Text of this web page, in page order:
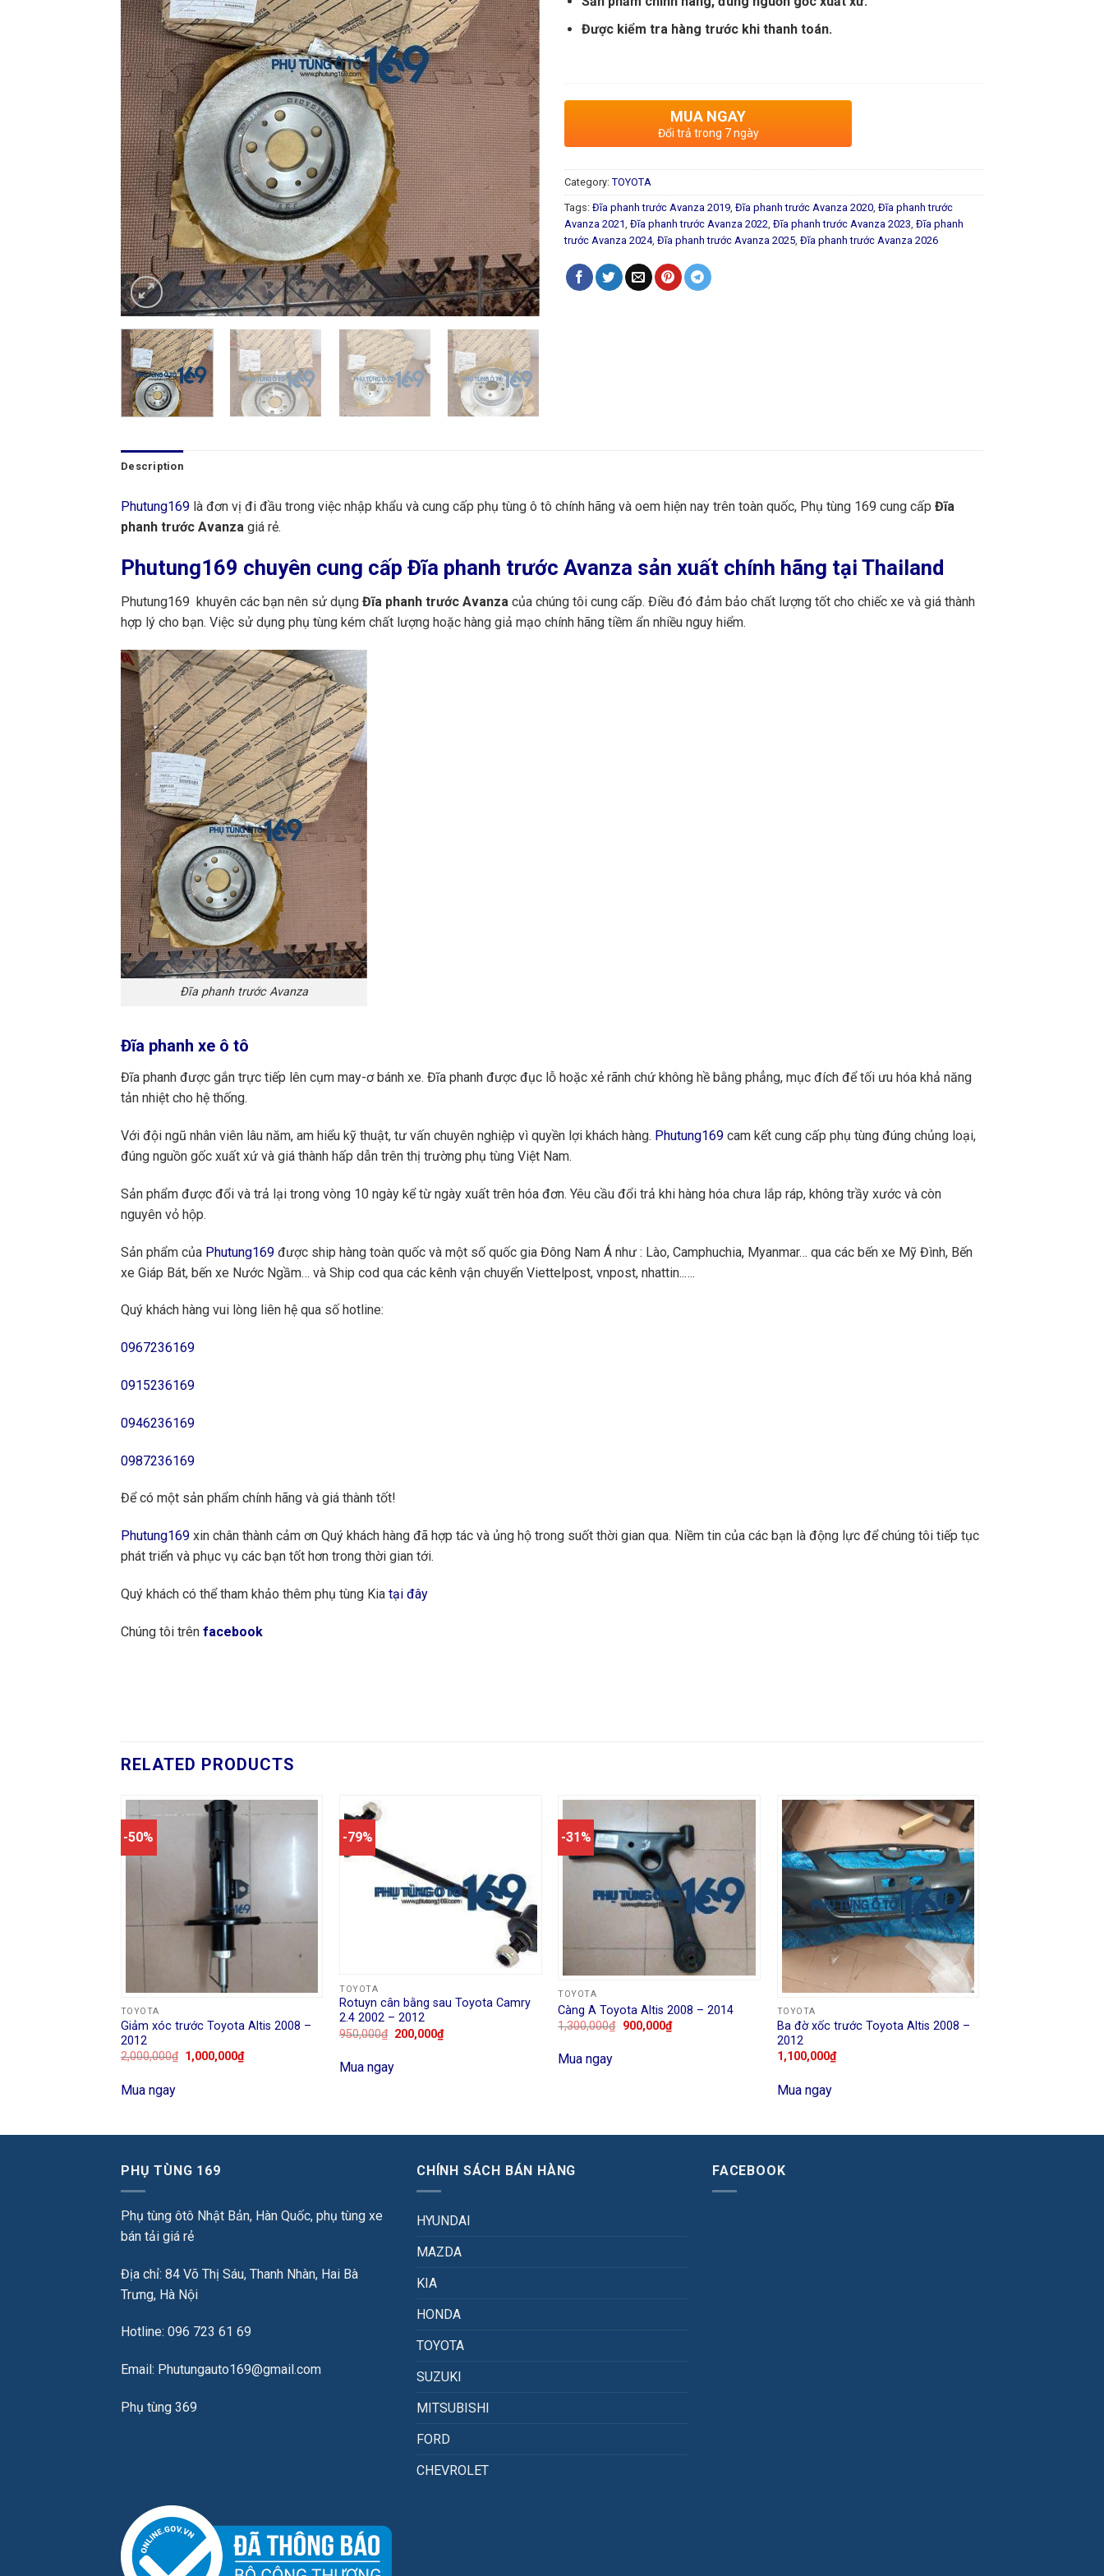
Được kiểm tra hàng trước khi thanh toán.
MUA NGAY
Đổi trả trong 7 ngày
Category: TOYOTA
Tags: Đĩa phanh trước Avanza 2019, Đĩa phanh trước Avanza 2020, Đĩa phanh trước
Avanza 2021, Đĩa phanh trước Avanza 2022, Đĩa phanh trước Avanza 2023, Đĩa phanh
trước Avanza 2024, Đĩa phanh trước Avanza 2025, Đĩa phanh trước Avanza 2026
Description
Phutung169 là đơn vị đi đầu trong việc nhập khẩu và cung cấp phụ tùng ô tô chính hãng và oem hiện nay trên toàn quốc, Phụ tùng 169 cung cấp Đĩa
phanh trước Avanza giá rẻ.
Phutung169 chuyên cung cấp Đĩa phanh trước Avanza sản xuất chính hãng tại Thailand
Phutung169 khuyên các bạn nên sử dụng Đĩa phanh trước Avanza của chúng tôi cung cấp. Điều đó đảm bảo chất lượng tốt cho chiếc xe và giá thành
hợp lý cho bạn. Việc sử dụng phụ tùng kém chất lượng hoặc hàng giả mạo chính hãng tiềm ẩn nhiều nguy hiểm.
Đĩa phanh trước Avanza
Đĩa phanh xe ô tô
Đĩa phanh được gắn trực tiếp lên cụm may-ơ bánh xe. Đĩa phanh được đục lỗ hoặc xẻ rãnh chứ không hề bằng phẳng, mục đích để tối ưu hóa khả năng
tản nhiệt cho hệ thống.
Với đội ngũ nhân viên lâu năm, am hiểu kỹ thuật, tư vấn chuyên nghiệp vì quyền lợi khách hàng. Phutung169 cam kết cung cấp phụ tùng đúng chủng loại,
đúng nguồn gốc xuất xứ và giá thành hấp dẫn trên thị trường phụ tùng Việt Nam.
Sản phẩm được đổi và trả lại trong vòng 10 ngày kể từ ngày xuất trên hóa đơn. Yêu cầu đổi trả khi hàng hóa chưa lắp ráp, không trầy xước và còn
nguyên vỏ hộp.
Sản phẩm của Phutung169 được ship hàng toàn quốc và một số quốc gia Đông Nam Á như : Lào, Camphuchia, Myanmar… qua các bến xe Mỹ Đình, Bến
xe Giáp Bát, bến xe Nước Ngầm… và Ship cod qua các kênh vận chuyển Viettelpost, vnpost, nhattin..….
Quý khách hàng vui lòng liên hệ qua số hotline:
0967236169
0915236169
0946236169
0987236169
Để có một sản phẩm chính hãng và giá thành tốt!
Phutung169 xin chân thành cảm ơn Quý khách hàng đã hợp tác và ủng hộ trong suốt thời gian qua. Niềm tin của các bạn là động lực để chúng tôi tiếp tục
phát triển và phục vụ các bạn tốt hơn trong thời gian tới.
Quý khách có thể tham khảo thêm phụ tùng Kia tại đây
Chúng tôi trên facebook
RELATED PRODUCTS
-50%
TOYOTA
Giảm xóc trước Toyota Altis 2008 –
2012
2,000,000₫ 1,000,000₫
Mua ngay
-79%
TOYOTA
Rotuyn cân bằng sau Toyota Camry
2.4 2002 – 2012
950,000₫ 200,000₫
Mua ngay
-31%
TOYOTA
Càng A Toyota Altis 2008 – 2014
1,300,000₫ 900,000₫
Mua ngay
TOYOTA
Ba đờ xốc trước Toyota Altis 2008 –
2012
1,100,000₫
Mua ngay
PHỤ TÙNG 169
Phụ tùng ôtô Nhật Bản, Hàn Quốc, phụ tùng xe
bán tải giá rẻ
Địa chỉ: 84 Võ Thị Sáu, Thanh Nhàn, Hai Bà
Trưng, Hà Nội
Hotline: 096 723 61 69
Email: Phutungauto169@gmail.com
Phụ tùng 369
CHÍNH SÁCH BÁN HÀNG
HYUNDAI
MAZDA
KIA
HONDA
TOYOTA
SUZUKI
MITSUBISHI
FORD
CHEVROLET
FACEBOOK